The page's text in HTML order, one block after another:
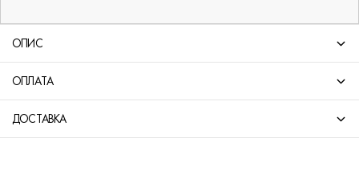
ОПИС
ОПЛАТА
ДОСТАВКА